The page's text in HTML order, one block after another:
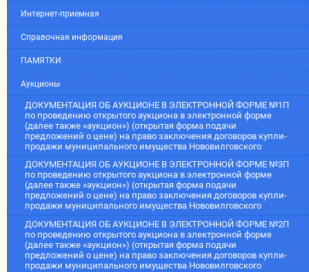
Интернет-приемная
Справочная информация
ПАМЯТКИ
Аукционы
ДОКУМЕНТАЦИЯ ОБ АУКЦИОНЕ В ЭЛЕКТРОННОЙ ФОРМЕ №1П
по проведению открытого аукциона в электронной форме
(далее также «аукцион») (открытая форма подачи
предложений о цене) на право заключения договоров купли-
продажи муниципального имущества Нововилговского
ДОКУМЕНТАЦИЯ ОБ АУКЦИОНЕ В ЭЛЕКТРОННОЙ ФОРМЕ №3П
по проведению открытого аукциона в электронной форме
(далее также «аукцион») (открытая форма подачи
предложений о цене) на право заключения договоров купли-
продажи муниципального имущества Нововилговского
ДОКУМЕНТАЦИЯ ОБ АУКЦИОНЕ В ЭЛЕКТРОННОЙ ФОРМЕ №2П
по проведению открытого аукциона в электронной форме
(далее также «аукцион») (открытая форма подачи
предложений о цене) на право заключения договоров купли-
продажи муниципального имущества Нововилговского